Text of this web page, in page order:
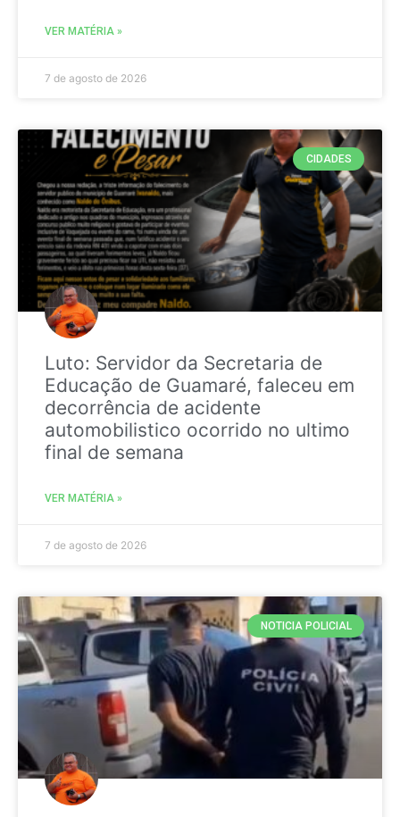
VER MATÉRIA »
7 de agosto de 2026
CIDADES
Luto: Servidor da Secretaria de
Educação de Guamaré, faleceu em
decorrência de acidente
automobilistico ocorrido no ultimo
final de semana
VER MATÉRIA »
7 de agosto de 2026
NOTICIA POLICIAL